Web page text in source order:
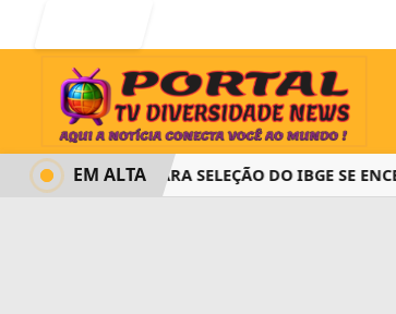
INSCRIÇÕES PARA SELEÇÃO DO IBGE SE
EM ALTA